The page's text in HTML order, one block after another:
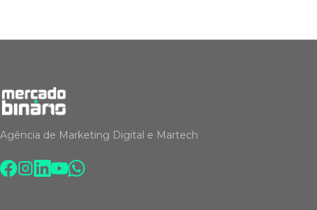
Agência de Marketing Digital e Martech